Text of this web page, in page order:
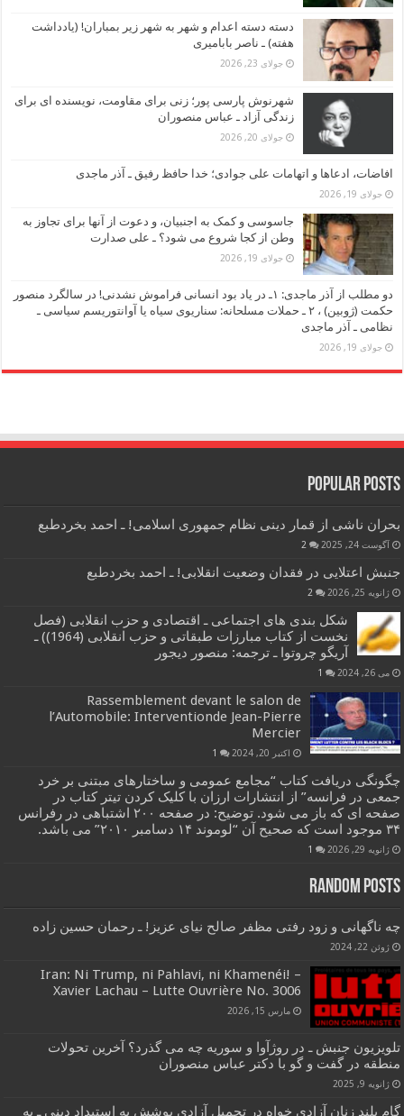
دسته دسته اعدام و شهر به شهر زیر بمباران! (یادداشت
هفته) ـ ناصر بابامیری
جولای 23, 2026
شهرنوش پارسی پور؛ زنی برای مقاومت، نویسنده ای برای
زندگی آزاد ـ عباس منصوران
جولای 20, 2026
افاضات، ادعاها و اتهامات علی جوادی؛ خدا حافظ رفیق ـ آذر ماجدی
جولای 19, 2026
جاسوسی و کمک به اجنبیان، و دعوت از آنها برای تجاوز به
وطن از کجا شروع می شود؟ ـ علی صدارت
جولای 19, 2026
دو مطلب از آذر ماجدی: ۱ـ در یاد بود انسانی فراموش نشدنی! در سالگرد منصور
حکمت (ژوبین) ، ۲ ـ حملات مسلحانه: سناریوی سیاه یا آوانتوریسم سیاسی ـ
نظامی ـ آذر ماجدی
جولای 19, 2026
Popular Posts
بحران ناشی از قمار دینی نظام جمهوری اسلامی! ـ احمد بخردطبع
آگوست 24, 2025 2
جنبش اعتلایی در فقدان وضعیت انقلابی! ـ احمد بخردطبع
ژانویه 25, 2026 2
شکل بندی های اجتماعی ـ اقتصادی و حزب انقلابی (فصل
نخست از کتاب مبارزات طبقاتی و حزب انقلابی (1964)) ـ
آریگو چروتوا ـ ترجمه: منصور دیجور
می 26, 2024 1
Rassemblement devant le salon de
l’Automobile: Interventionde Jean-Pierre
Mercier
اکتبر 20, 2024 1
چگونگی دریافت کتاب “مجامع عمومی و ساختارهای مبتنی بر خرد
جمعی در فرانسه” از انتشارات ارزان با کلیک کردن تیتر کتاب در
صفحه ای که باز می شود. توضیح: در صفحه ۲۰۰ اشتباهی در رفرانس
۳۴ موجود است که صحیح آن “لوموند ۱۴ دسامبر ۲۰۱۰” می باشد.
ژانویه 29, 2026 1
Random Posts
چه ناگهانی و زود رفتی مظفر صالح نیای عزیز! ـ رحمان حسین زاده
ژوئن 22, 2024
Iran: Ni Trump, ni Pahlavi, ni Khamenéi! –
Xavier Lachau – Lutte Ouvrière No. 3006
مارس 15, 2026
تلویزیون جنبش ـ در روژآوا و سوریه چه می گذرد؟ آخرین تحولات
منطقه در گفت و گو با دکتر عباس منصوران
ژانویه 9, 2025
گام بلند زنان آزادی خواه در تحمیل آزادی پوشش به استبداد دینی ـ به